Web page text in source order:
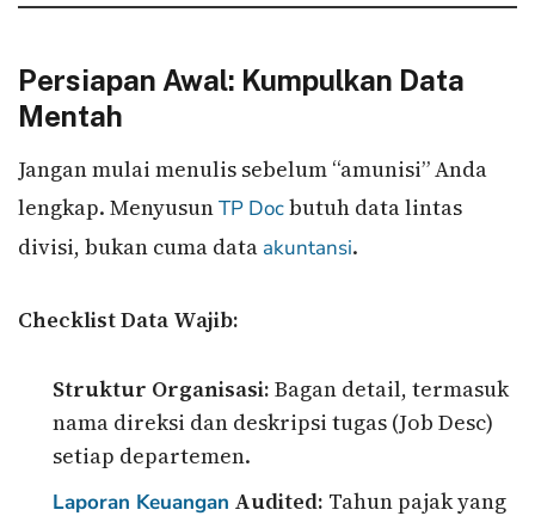
Persiapan Awal: Kumpulkan Data
Mentah
Jangan mulai menulis sebelum “amunisi” Anda
lengkap. MenyusunTP Docbutuh data lintas
divisi, bukan cuma data akuntansi.
Checklist Data Wajib:
Struktur Organisasi: Bagan detail, termasuk
nama direksi dan deskripsi tugas (Job Desc)
setiap departemen.
Laporan Keuangan Audited: Tahun pajak yang